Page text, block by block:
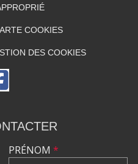
COOKIES
DES COOKIES
PRÉNOM *